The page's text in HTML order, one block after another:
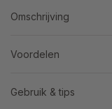
Omschrijving
Voordelen
Gebruik & tips